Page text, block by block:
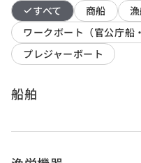
すべて
商船
ワークボート（官公庁船
プレジャーボート
船舶